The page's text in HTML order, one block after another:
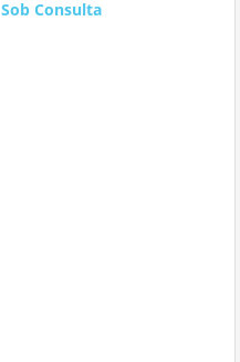
Sob Consulta